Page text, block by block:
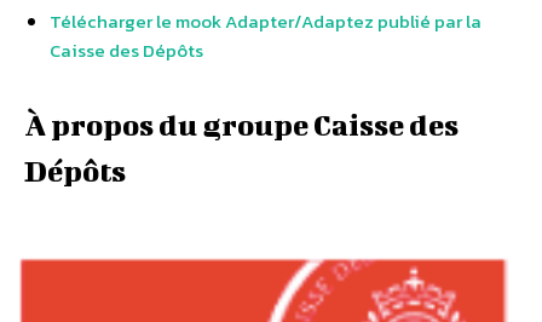
Télécharger le mook Adapter/Adaptez publié par la
Caisse des Dépôts
À propos du groupe Caisse des
Dépôts